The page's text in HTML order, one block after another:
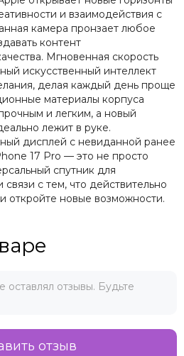
и взаимодействия с
камера пронзает любое
контент
Мгновенная скорость
искусственный интеллект
делая каждый день проще
материалы корпуса
и легким, а новый
лежит в руке.
дисплей с невиданной ранее
17 Pro — это не просто
спутник для
с тем, что действительно
откройте новые возможности.
оставлял отзывы. Будьте
отзыв